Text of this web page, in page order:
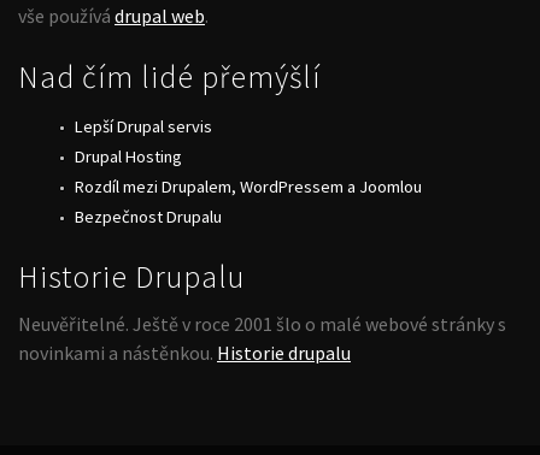
vše používá drupal web.
Nad čím lidé přemýšlí
Lepší Drupal servis
Drupal Hosting
Rozdíl mezi Drupalem, WordPressem a Joomlou
Bezpečnost Drupalu
Historie Drupalu
Neuvěřitelné. Ještě v roce 2001 šlo o malé webové stránky s
novinkami a nástěnkou. Historie drupalu